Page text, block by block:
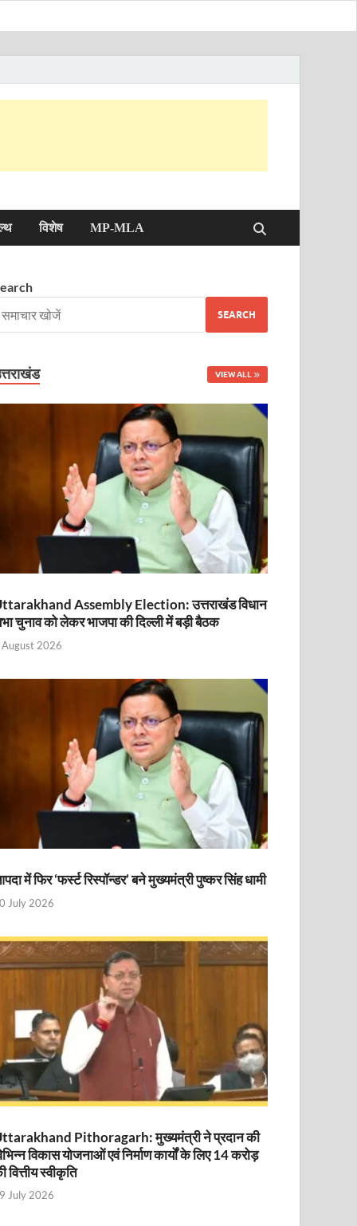
विशेष MP-MLA
SEARCH
VIEW ALL
Assembly Election: उत्तराखंड विधान
चुनाव को लेकर भाजपा की दिल्ली में बड़ी बैठक
August 2026
में फिर ‘फर्स्ट रिस्पॉन्डर’ बने मुख्यमंत्री पुष्कर सिंह धामी
July 2026
Pithoragarh: मुख्यमंत्री ने प्रदान की
विकास योजनाओं एवं निर्माण कार्यों के लिए 14 करोड़
वित्तीय स्वीकृति
July 2026